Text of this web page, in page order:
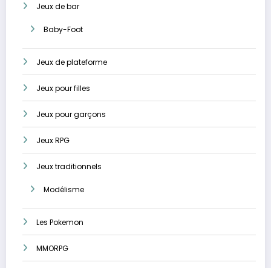
Jeux de bar
Baby-Foot
Jeux de plateforme
Jeux pour filles
Jeux pour garçons
Jeux RPG
Jeux traditionnels
Modélisme
Les Pokemon
MMORPG